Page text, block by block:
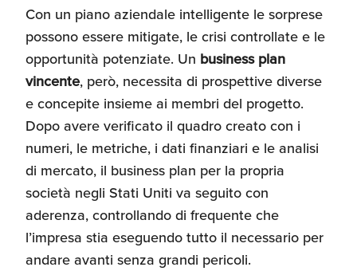
Con un piano aziendale intelligente le sorprese
possono essere mitigate, le crisi controllate e le
opportunità potenziate. Un business plan
vincente, però, necessita di prospettive diverse
e concepite insieme ai membri del progetto.
Dopo avere verificato il quadro creato con i
numeri, le metriche, i dati finanziari e le analisi
di mercato, il business plan per la propria
società negli Stati Uniti va seguito con
aderenza, controllando di frequente che
l’impresa stia eseguendo tutto il necessario per
andare avanti senza grandi pericoli.